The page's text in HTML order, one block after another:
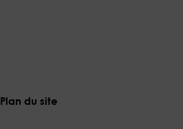
Plan du site